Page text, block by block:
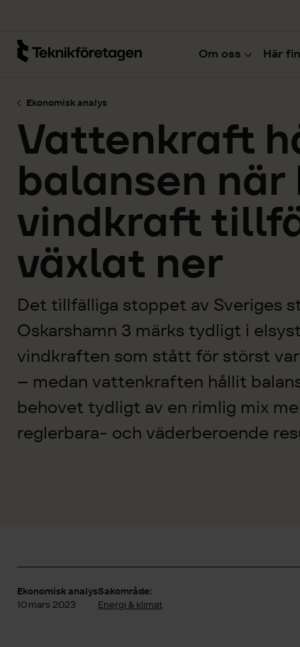
Om oss Här
Ekonomisk analys
Vattenkraft
balansen
vindkraft
växlat ner
Det tillfälliga stoppet av Sveriges
Oskarshamn 3 märks tydligt i
vindkraften som stått för störst
– medan vattenkraften hållit
behovet tydligt av en rimlig mix
reglerbara- och väderberoende
Ekonomisk analys
10 mars 2023
Sakområde:
Energi & klimat